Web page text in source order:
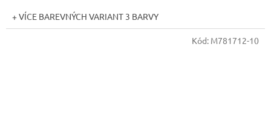
+ VÍCE BAREVNÝCH VARIANT 3 BARVY
Kód: M781712-10